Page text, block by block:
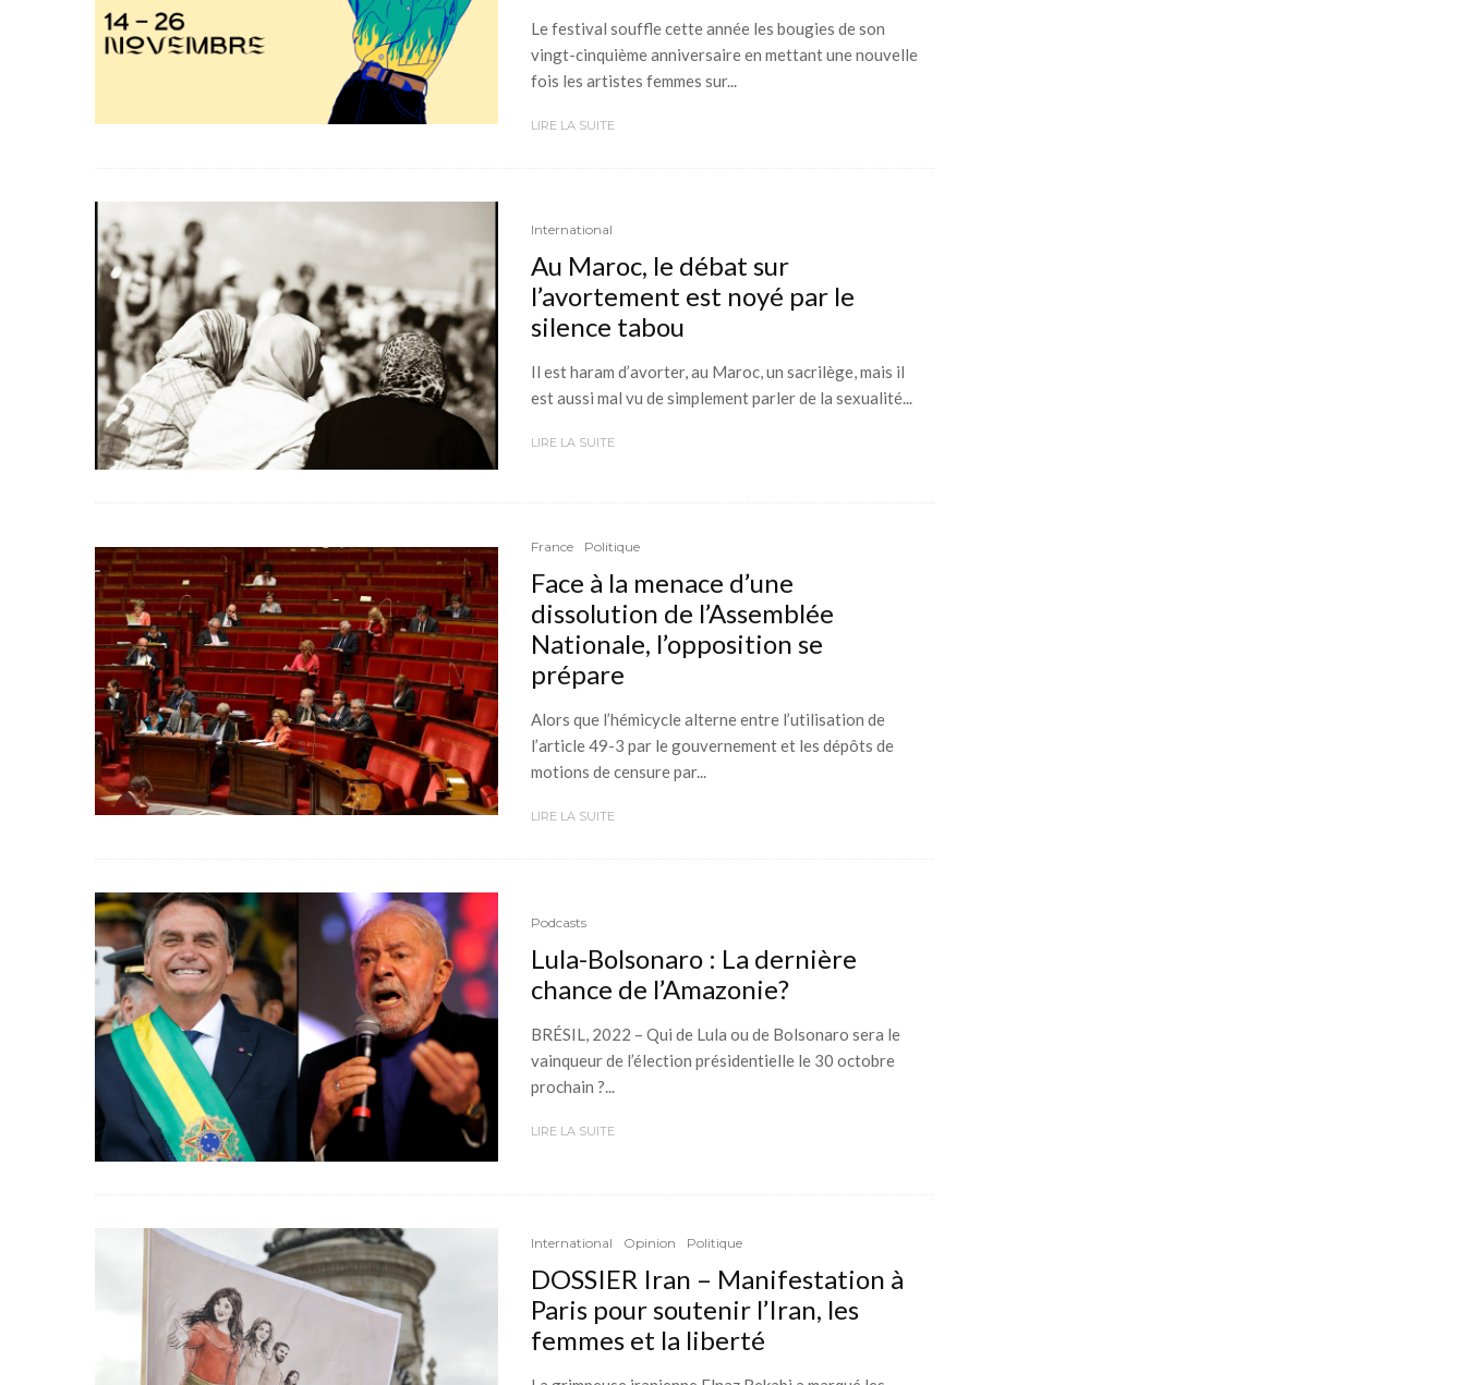
Le festival souffle cette année les bougies de son
vingt-cinquième anniversaire en mettant une nouvelle
fois les artistes femmes sur...
LIRE LA SUITE
International
Au Maroc, le débat sur
l’avortement est noyé par le
silence tabou
Il est haram d’avorter, au Maroc, un sacrilège, mais il
est aussi mal vu de simplement parler de la sexualité...
LIRE LA SUITE
France Politique
Face à la menace d’une
dissolution de l’Assemblée
Nationale, l’opposition se
prépare
Alors que l’hémicycle alterne entre l’utilisation de
l’article 49-3 par le gouvernement et les dépôts de
motions de censure par...
LIRE LA SUITE
Podcasts
Lula-Bolsonaro : La dernière
chance de l’Amazonie?
BRÉSIL, 2022 – Qui de Lula ou de Bolsonaro sera le
vainqueur de l’élection présidentielle le 30 octobre
prochain ?...
LIRE LA SUITE
International Opinion Politique
DOSSIER Iran – Manifestation à
Paris pour soutenir l’Iran, les
femmes et la liberté